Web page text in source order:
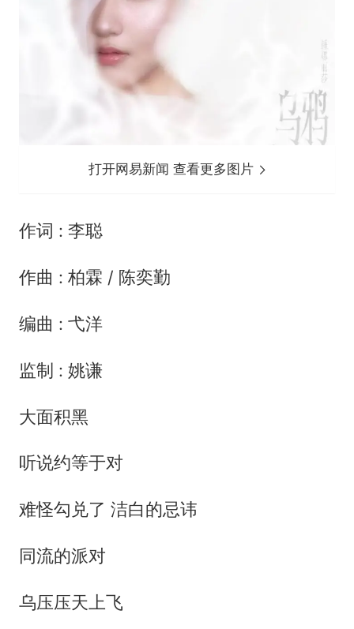
打开网易新闻 查看更多图片
作词 : 李聪
作曲 : 柏霖 / 陈奕勤
编曲 : 弋洋
监制 : 姚谦
大面积黑
听说约等于对
难怪勾兑了 洁白的忌讳
同流的派对
乌压压天上飞